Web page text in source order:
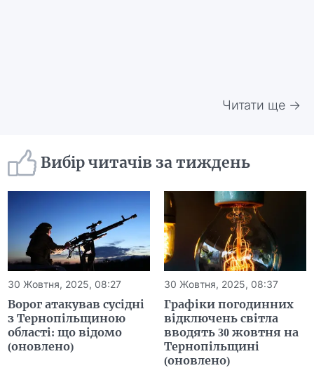
Читати ще →
Вибір читачів за тиждень
30 Жовтня, 2025, 08:27
Ворог атакував сусідні
з Тернопільщиною
області: що відомо
(оновлено)
30 Жовтня, 2025, 08:37
Графіки погодинних
відключень світла
вводять 30 жовтня на
Тернопільщині
(оновлено)